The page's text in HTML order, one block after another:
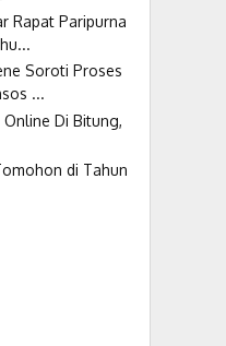
Rapat Paripurna
Soroti Proses
...
Di Bitung,
di Tahun